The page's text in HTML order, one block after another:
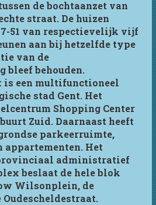
de bochtaanzet van
straat. De huizen
51 van respectievelijk vijf
aan bij hetzelfde type
van de
bleef behouden.
is een multifunctioneel
stad Gent. Het
Shopping Center
Zuid. Daarnaast heeft
parkeerruimte,
Het
administratief
beslaat de hele blok
Wilsonplein, de